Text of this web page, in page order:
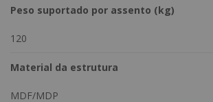
Peso suportado por assento (kg)
120
Material da estrutura
MDF/MDP